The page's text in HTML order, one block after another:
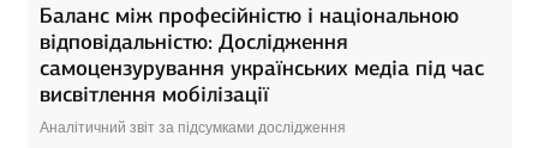
Баланс між професійністю і національною
відповідальністю: Дослідження
самоцензурування українських медіа під час
висвітлення мобілізації
Аналітичний звіт за підсумками дослідження